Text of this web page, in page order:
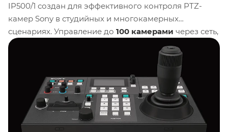
IP500/1 создан для эффективного контроля PTZ-
камер Sony в студийных и многокамерных
сценариях. Управление до 100 камерами через сеть,
автоматическая настройка подключения и прямой
доступ к ключевым параметрам изображения
избавляют оператора от рутины. Компактный
корпус, логичное расположение элементов и
отсутствие необходимости лезть в меню каждой
камеры делают работу быстрой и комфортной.